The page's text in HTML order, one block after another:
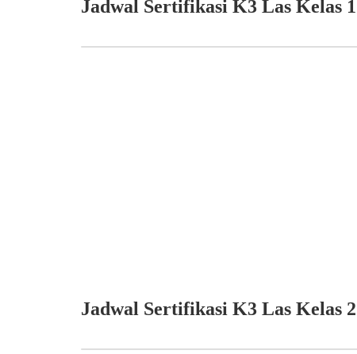
Jadwal Sertifikasi K3 Las Kelas 1
Jadwal Sertifikasi K3 Las Kelas 2